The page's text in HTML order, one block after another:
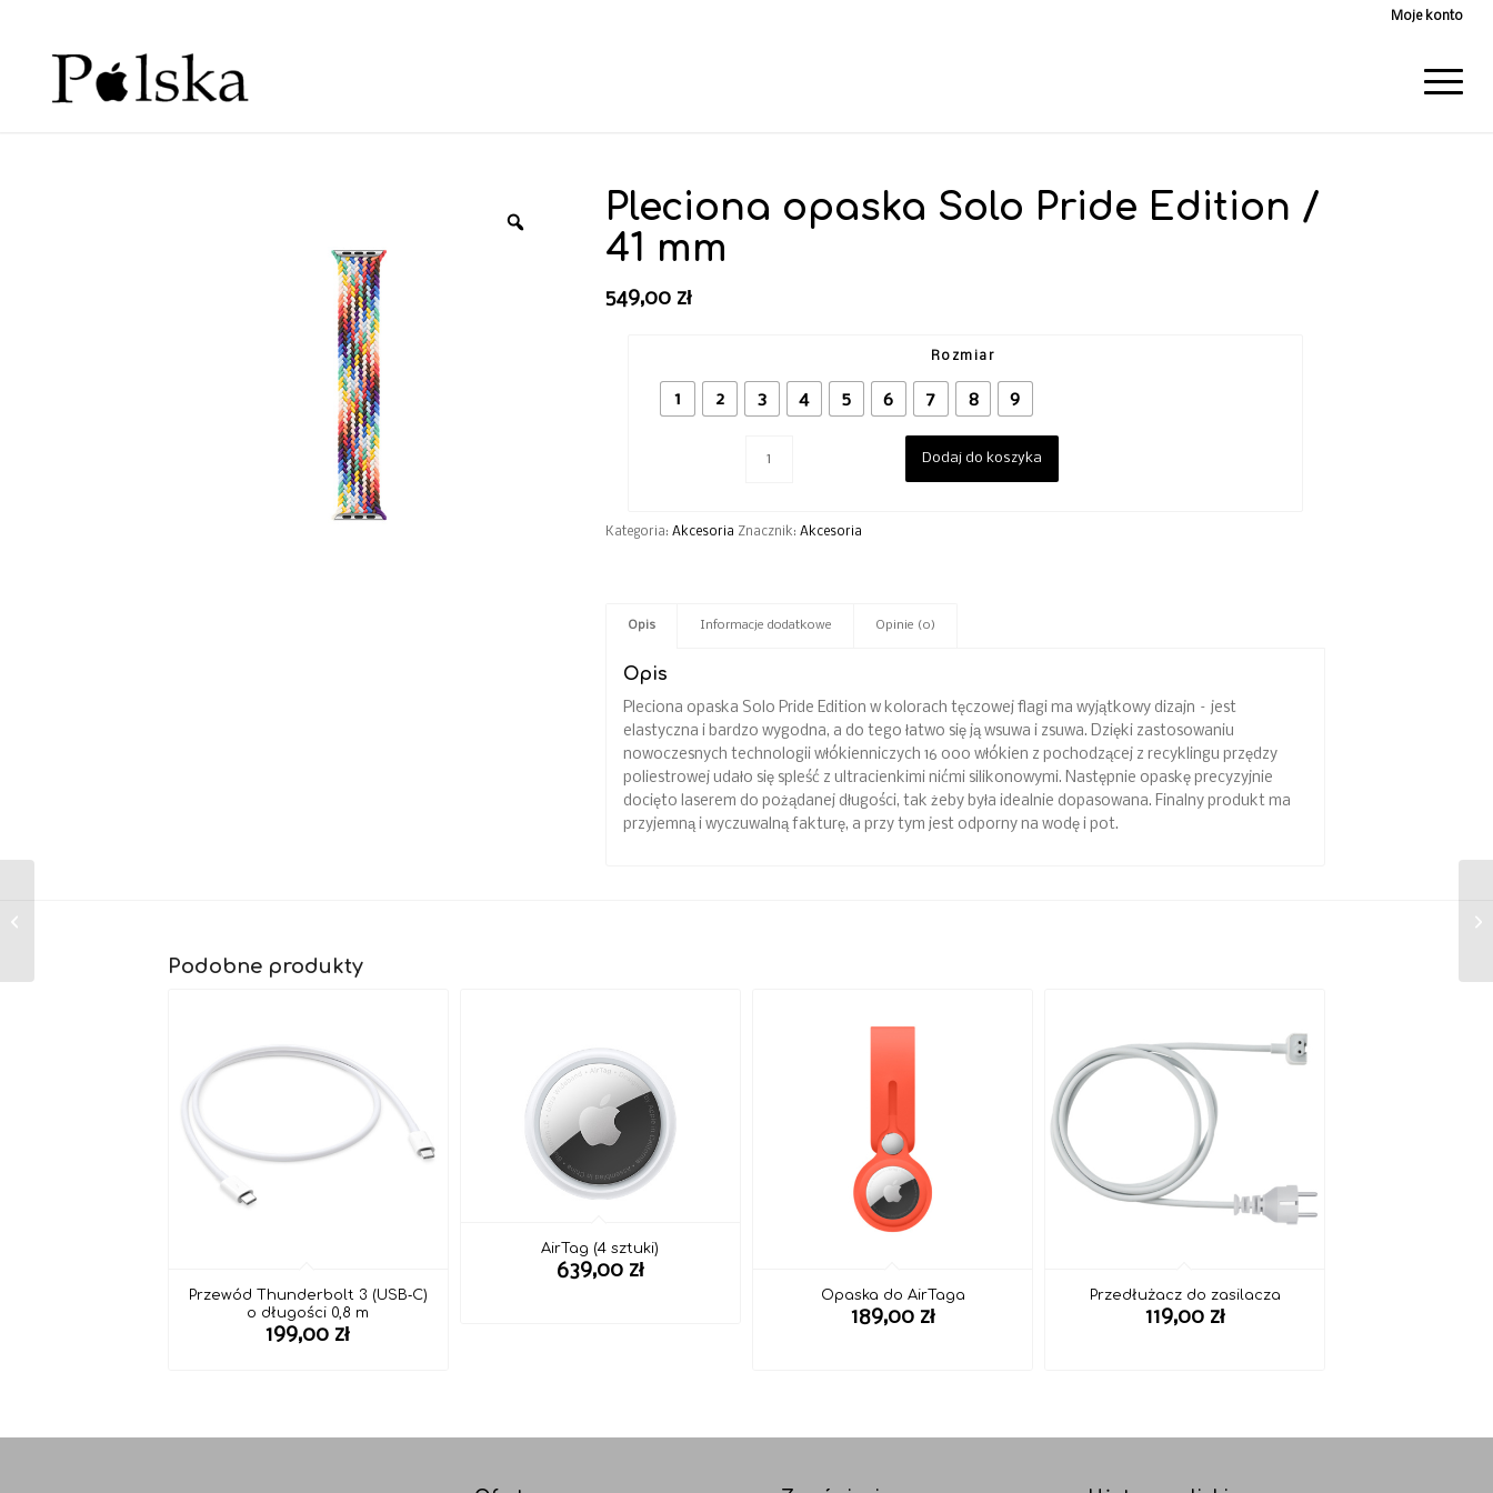
Moje konto
Pleciona opaska Solo Pride Edition /
41 mm
549,00 zł
Rozmiar
1 2 3 4 5 6 7 8 9
Dodaj do koszyka
Kategoria: Akcesoria Znacznik: Akcesoria
Opis Informacje dodatkowe Opinie (0)
Opis
Pleciona opaska Solo Pride Edition w kolorach tęczowej flagi ma wyjątkowy dizajn – jest
elastyczna i bardzo wygodna, a do tego łatwo się ją wsuwa i zsuwa. Dzięki zastosowaniu
nowoczesnych technologii włókienniczych 16 000 włókien z pochodzącej z recyklingu przędzy
poliestrowej udało się spleść z ultracienkimi nićmi silikonowymi. Następnie opaskę precyzyjnie
docięto laserem do pożądanej długości, tak żeby była idealnie dopasowana. Finalny produkt ma
przyjemną i wyczuwalną fakturę, a przy tym jest odporny na wodę i pot.
Podobne produkty
Przewód Thunderbolt 3 (USB‑C)
o długości 0,8 m
199,00 zł
AirTag (4 sztuki)
639,00 zł
Opaska do AirTaga
189,00 zł
Przedłużacz do zasilacza
119,00 zł